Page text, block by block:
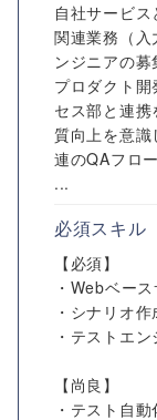
自社サービ
関連業務（
ンジニアの募
プロダクト
セス部と連
質向上を意
連のQAフロ
...
必須スキル
【必須】
・Webベー
・シナリオ
・テストエ
【尚良】
・テスト自